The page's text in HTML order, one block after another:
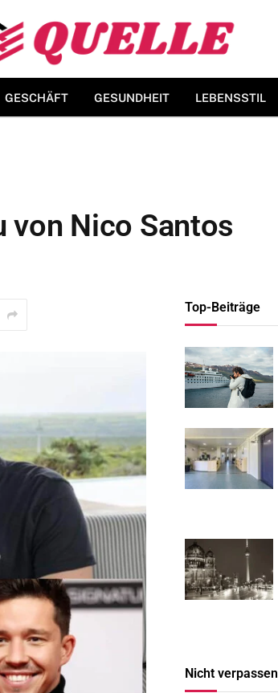
GESCHÄFT GESUNDHEIT LEBENSSTIL
von Nico Santos
Top-Beiträge
Nicht verpassen